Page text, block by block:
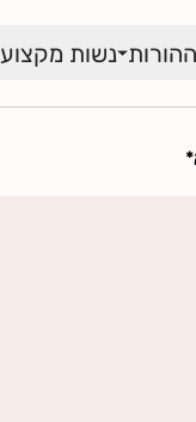
נשות מקצוע